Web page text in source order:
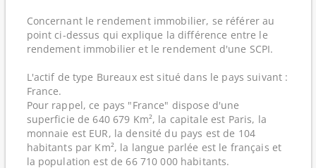
Concernant le rendement immobilier, se référer au
point ci-dessus qui explique la différence entre le
rendement immobilier et le rendement d'une SCPI.
L'actif de type Bureaux est situé dans le pays suivant :
France.
Pour rappel, ce pays "France" dispose d'une
superficie de 640 679 Km², la capitale est Paris, la
monnaie est EUR, la densité du pays est de 104
habitants par Km², la langue parlée est le français et
la population est de 66 710 000 habitants.